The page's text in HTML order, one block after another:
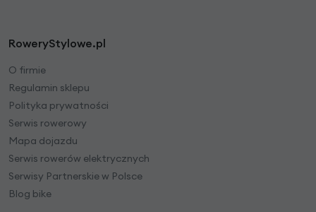
RoweryStylowe.pl
O firmie
Regulamin sklepu
Polityka prywatności
Serwis rowerowy
Mapa dojazdu
Serwis rowerów elektrycznych
Serwisy Partnerskie w Polsce
Blog bike